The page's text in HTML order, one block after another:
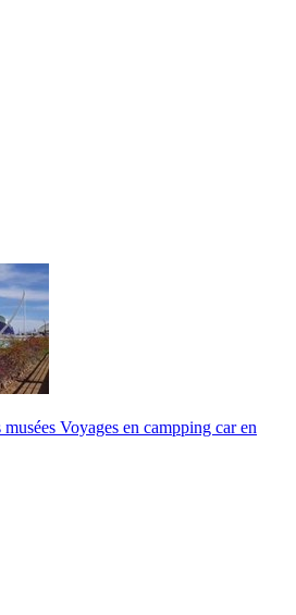
Voyages en campping car en